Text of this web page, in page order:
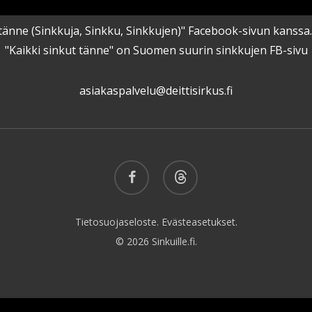
(Sinkkuja, Sinkku, Sinkkujen)" Facebook-sivun
"Kaikki sinkut tänne" on Suomen suurin sinkkujen FB-sivu
asiakaspalvelu@deittisirkus.fi
facebook threads
Tietosuojaseloste. Evästeasetukset.
© 2026 Sinkuille.fi.